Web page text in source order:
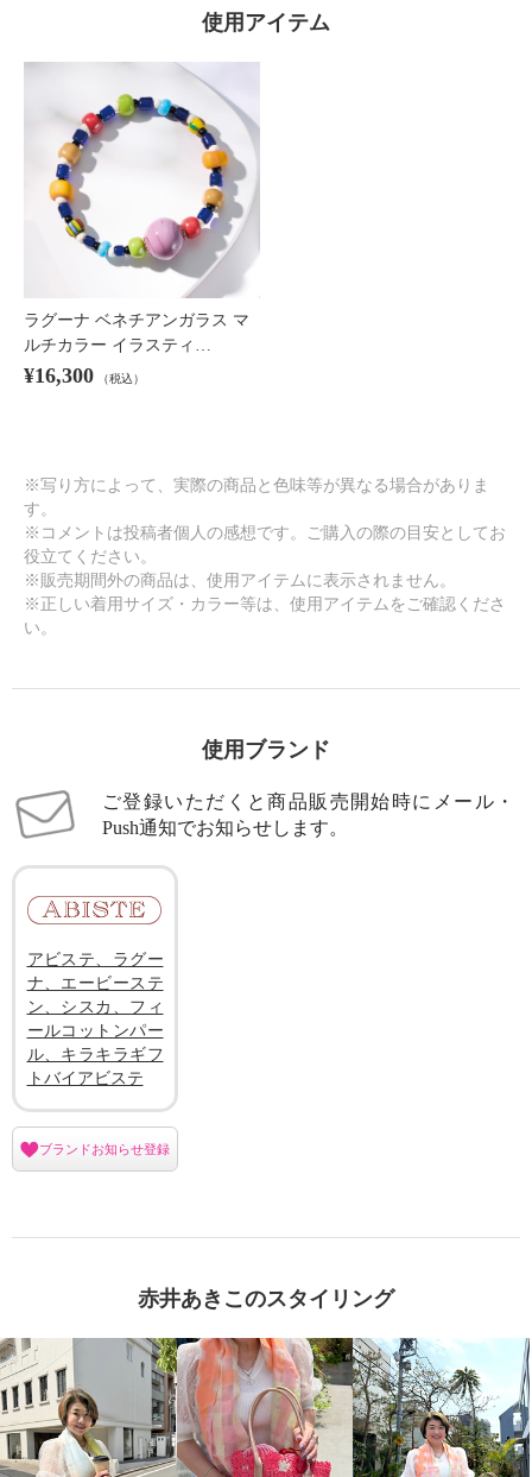
使用アイテム
ラグーナ ベネチアンガラス マ
ルチカラー イラスティ…
¥16,300 （税込）
※写り方によって、実際の商品と色味等が異なる場合がありま
す。
※コメントは投稿者個人の感想です。ご購入の際の目安としてお
役立てください。
※販売期間外の商品は、使用アイテムに表示されません。
※正しい着用サイズ・カラー等は、使用アイテムをご確認くださ
い。
使用ブランド
ご登録いただくと商品販売開始時にメール・
Push通知でお知らせします。
アビステ、ラグー
ナ、エービーステ
ン、シスカ、フィ
ールコットンパー
ル、キラキラギフ
トバイアビステ
ブランドお知らせ登録
赤井あきこのスタイリング